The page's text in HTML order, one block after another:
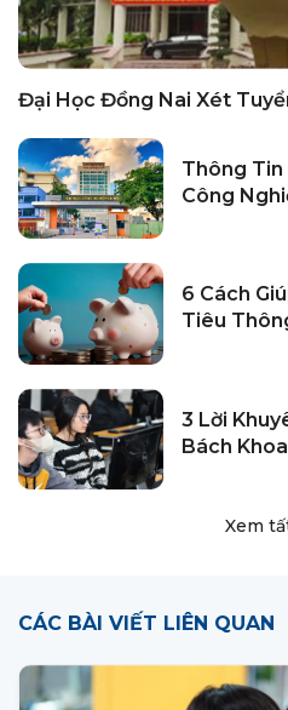
Đại Học Đồng Nai Xét
Thông Tin
Công
6 Cách
Tiêu
3 Lời
Bách
Xem
CÁC BÀI VIẾT LIÊN QUAN